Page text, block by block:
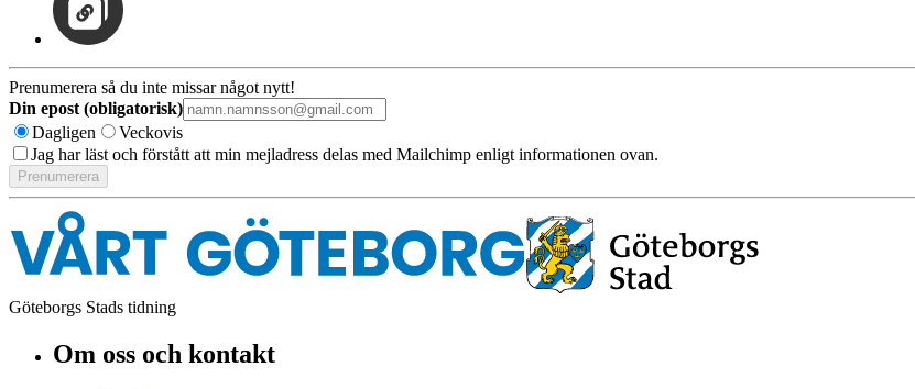
Prenumerera så du inte missar något nytt!
Din epost (obligatorisk)
Dagligen
Veckovis
Jag har läst och förstått att min mejladress delas med Mailchimp enligt informationen ovan.
Göteborgs Stads tidning
Om oss och kontakt